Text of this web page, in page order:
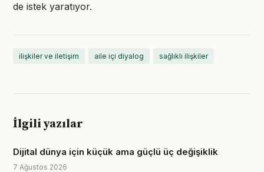
de istek yaratıyor.
ilişkiler ve iletişim aile içi diyalog sağlıklı ilişkiler
İlgili yazılar
Dijital dünya için küçük ama güçlü üç değişiklik
7 Ağustos 2026